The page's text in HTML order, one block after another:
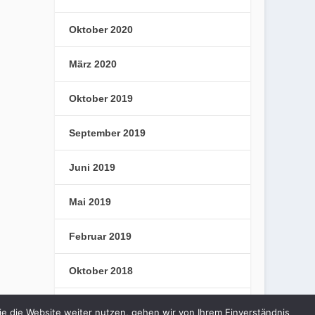
Oktober 2020
März 2020
Oktober 2019
September 2019
Juni 2019
Mai 2019
Februar 2019
Oktober 2018
die Website weiter nutzen, gehen wir von Ihrem Einverständnis